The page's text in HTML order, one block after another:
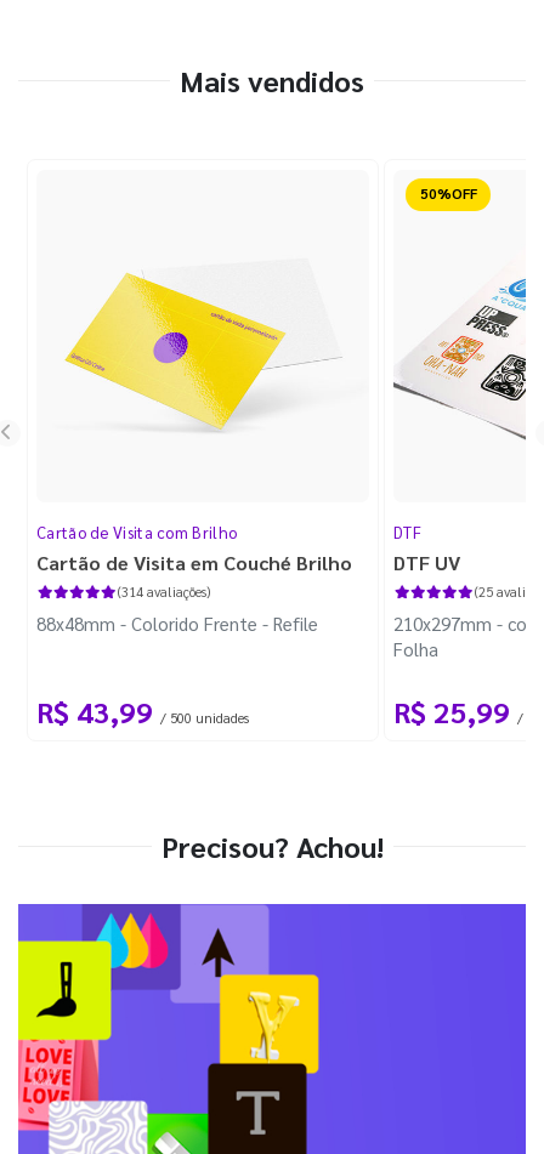
Mais vendidos
Cartão de Visita com Brilho
Cartão de Visita em Couché Brilho
(314 avaliações)
88x48mm - Colorido Frente - Refile
R$ 43,99 / 500 unidades
Reduzido
DTF
DTF UV
(25
210x297mm -
Folha
R$ 25,99 / 1
Precisou? Achou!